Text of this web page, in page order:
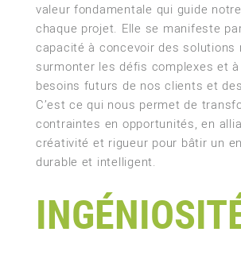
valeur fondamentale qui guide
chaque projet. Elle se manifeste
capacité à concevoir des solutions
surmonter les défis complexes et
besoins futurs de nos clients et
C’est ce qui nous permet de
contraintes en opportunités, en
créativité et rigueur pour bâtir un
durable et intelligent.